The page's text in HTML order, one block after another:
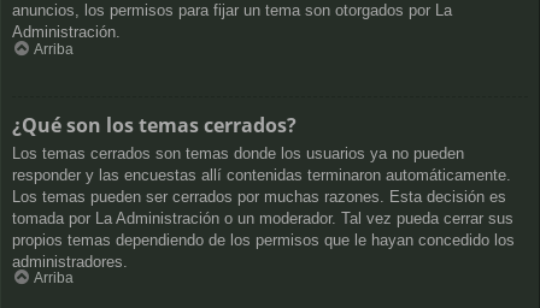
anuncios, los permisos para fijar un tema son otorgados por La
Administración.
Arriba
¿Qué son los temas cerrados?
Los temas cerrados son temas donde los usuarios ya no pueden
responder y las encuestas allí contenidas terminaron automáticamente.
Los temas pueden ser cerrados por muchas razones. Esta decisión es
tomada por La Administración o un moderador. Tal vez pueda cerrar sus
propios temas dependiendo de los permisos que le hayan concedido los
administradores.
Arriba